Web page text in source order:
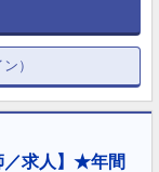
）
／求人】★年間